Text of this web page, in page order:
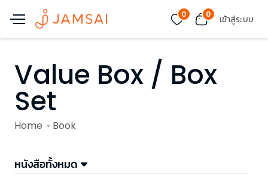
0 0 เข้าสู่ระบบ
Value Box / Box
Set
Home Book
หนังสือทั้งหมด